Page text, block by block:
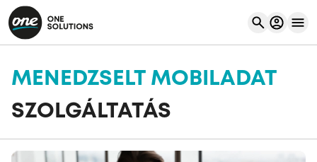
MENEDZSELT MOBILADAT
SZOLGÁLTATÁS